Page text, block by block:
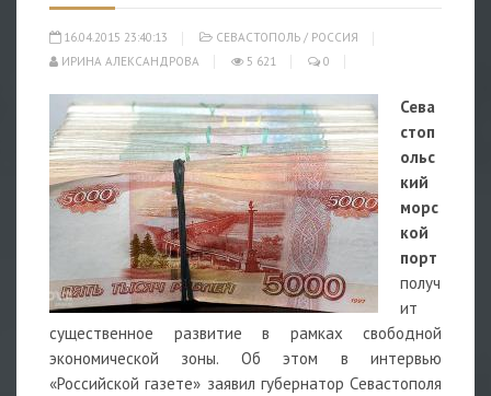
16.04.2015 23:40:13 СЕВАСТОПОЛЬ / РОССИЯ
ИРИНА АЛЕКСАНДРОВА
5 621 0
Сева
стоп
ольс
кий
морс
кой
порт
получ
ит
существенное развитие в рамках свободной
экономической зоны. Об этом в интервью
«Российской газете» заявил губернатор Севастополя